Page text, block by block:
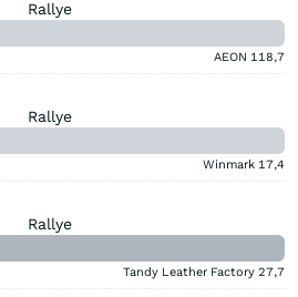
Rallye
AEON 118,7
Rallye
Winmark 17,4
Rallye
Tandy Leather Factory 27,7